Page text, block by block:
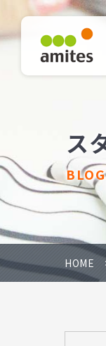
ス
BLOG
HOME